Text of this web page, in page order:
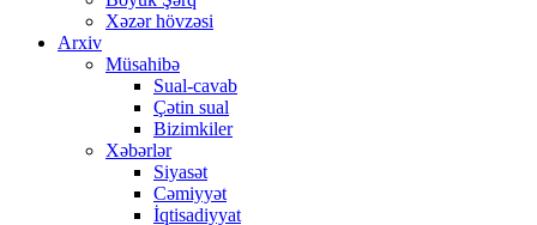
Xəzər hövzəsi
Arxiv
Müsahibə
Sual-cavab
Çətin sual
Bizimkiler
Xəbərlər
Siyasət
Cəmiyyət
İqtisadiyyat